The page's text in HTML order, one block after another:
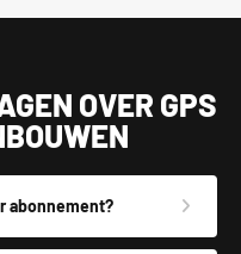
OVER GPS
abonnement?